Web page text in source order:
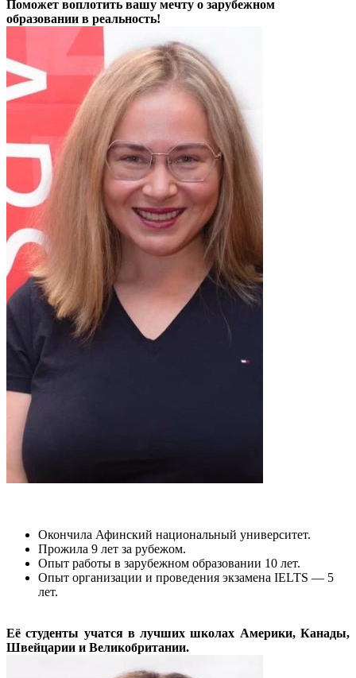
Поможет воплотить вашу мечту о зарубежном
образовании в реальность!
Окончила Афинский национальный университет.
Прожила 9 лет за рубежом.
Опыт работы в зарубежном образовании 10 лет.
Опыт организации и проведения экзамена IELTS — 5
лет.
Её студенты учатся в лучших школах Америки, Канады,
Швейцарии и Великобритании.